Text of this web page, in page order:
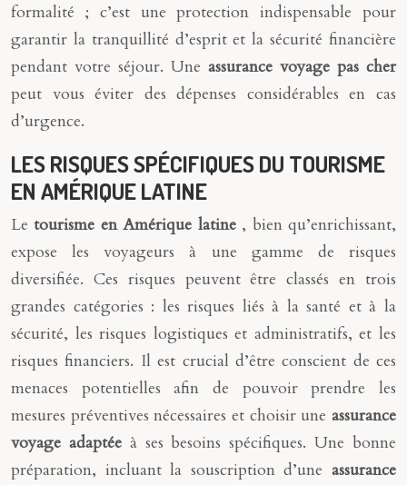
formalité ; c’est une protection indispensable pour
garantir la tranquillité d’esprit et la sécurité financière
pendant votre séjour. Une assurance voyage pas cher
peut vous éviter des dépenses considérables en cas
d’urgence.
LES RISQUES SPÉCIFIQUES DU TOURISME
EN AMÉRIQUE LATINE
Letourisme en Amérique latine , bien qu’enrichissant,
expose les voyageurs à une gamme de risques
diversifiée. Ces risques peuvent être classés en trois
grandes catégories : les risques liés à la santé et à la
sécurité, les risques logistiques et administratifs, et les
risques financiers. Il est crucial d’être conscient de ces
menaces potentielles afin de pouvoir prendre les
mesures préventives nécessaires et choisir une assurance
voyage adaptée à ses besoins spécifiques. Une bonne
préparation, incluant la souscription d’une assurance